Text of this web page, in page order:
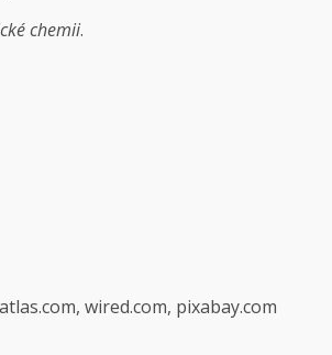
chemii.
wired.com, pixabay.com